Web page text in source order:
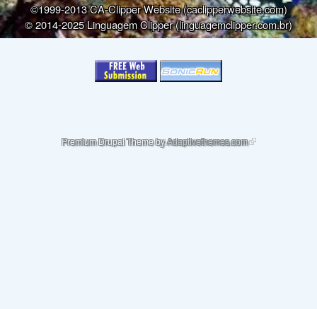
©1999-2013 CA-Clipper Website (caclipperwebsite.com)
© 2014-2025 Linguagem Clipper (linguagemclipper.com.br)
Premium Drupal Theme byAdaptivethemes.com(link is external)